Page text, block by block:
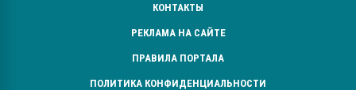
КОНТАКТЫ
РЕКЛАМА НА САЙТЕ
ПРАВИЛА ПОРТАЛА
ПОЛИТИКА КОНФИДЕНЦИАЛЬНОСТИ